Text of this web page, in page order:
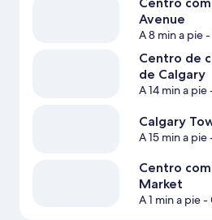
Centro
Avenue
A 8 min a pie-
Centro de
de Calgary
A 14 min a pie
Calgary
A 15 min a pie
Centro
Market
A 1 min a pie-